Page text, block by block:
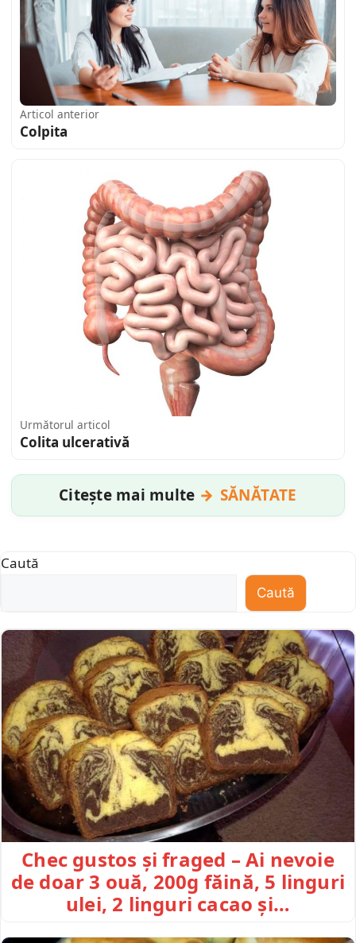
Articol anterior
Colpita
Următorul articol
Colita ulcerativă
Citește mai multe SĂNĂTATE
Caută
Caută
Chec gustos și fraged – Ai nevoie
de doar 3 ouă, 200g făină, 5 linguri
ulei, 2 linguri cacao și…